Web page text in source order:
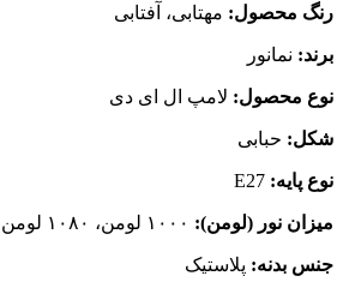
رنگ محصول: مهتابی، آفتابی
برند: نمانور
نوع محصول: لامپ ال ای دی
شکل: حبابی
نوع پایه:
میزان نور (لومن):
جنس بدنه: پلاستیک